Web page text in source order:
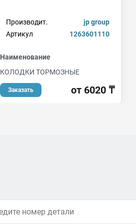
Производит.
jp group
Артикул
1263601110
Наименование
КОЛОДКИ ТОРМОЗНЫЕ
Заказать от 6020 ₸